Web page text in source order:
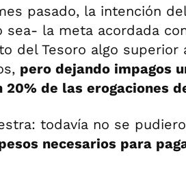
pasado, la intención
la meta acordada
del Tesoro algo superior
pero dejando impagos
de las erogaciones
todavía no se
necesarios para